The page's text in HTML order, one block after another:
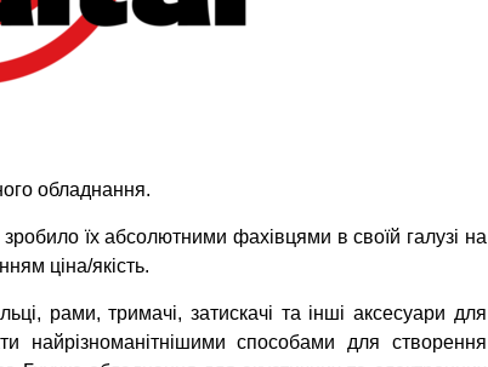
обладнання.
їх абсолютними фахівцями в своїй галузі на
ціна/якість.
рами, тримачі, затискачі та інші аксесуари для
найрізноманітнішими способами для створення